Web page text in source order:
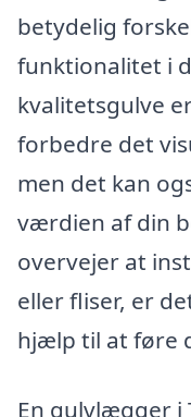
betydelig
funktionalitet i
kvalitetsgulve
forbedre det
men det kan
værdien af din
overvejer at
eller fliser, er
hjælp til at føre
En gulvlægger i